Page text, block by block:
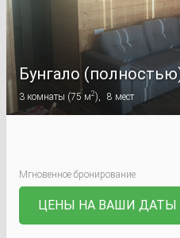
Бунгало
3 комнаты (75 м2 ), 8 мест
Мгновенное бронирование
ЦЕНЫ НА ВАШИ ДАТЫ